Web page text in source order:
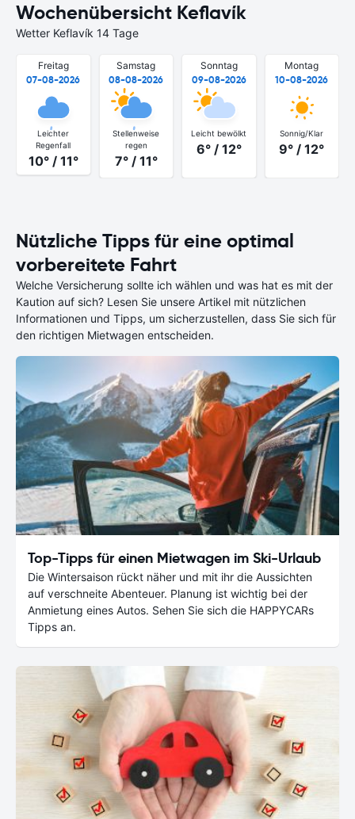
Wochenübersicht Keflavík
Wetter Keflavík 14 Tage
Freitag
07-08-2026
Leichter
Regenfall
10° / 11°
Samstag
08-08-2026
Stellenweise
regen
7° / 11°
Sonntag
09-08-2026
Leicht bewölkt
6° / 12°
Montag
10-08-2026
Sonnig/Klar
9° / 12°
Nützliche Tipps für eine optimal
vorbereitete Fahrt
Welche Versicherung sollte ich wählen und was hat es mit der
Kaution auf sich? Lesen Sie unsere Artikel mit nützlichen
Informationen und Tipps, um sicherzustellen, dass Sie sich für
den richtigen Mietwagen entscheiden.
Top-Tipps für einen Mietwagen im Ski-Urlaub
Die Wintersaison rückt näher und mit ihr die Aussichten
auf verschneite Abenteuer. Planung ist wichtig bei der
Anmietung eines Autos. Sehen Sie sich die HAPPYCARs
Tipps an.